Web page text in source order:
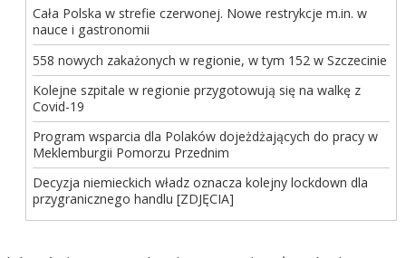
Cała Polska w strefie czerwonej. Nowe restrykcje m.in. w
nauce i gastronomii
558 nowych zakażonych w regionie, w tym 152 w Szczecinie
Kolejne szpitale w regionie przygotowują się na walkę z
Covid-19
Program wsparcia dla Polaków dojeżdżających do pracy w
Meklemburgii Pomorzu Przednim
Decyzja niemieckich władz oznacza kolejny lockdown dla
przygranicznego handlu [ZDJĘCIA]